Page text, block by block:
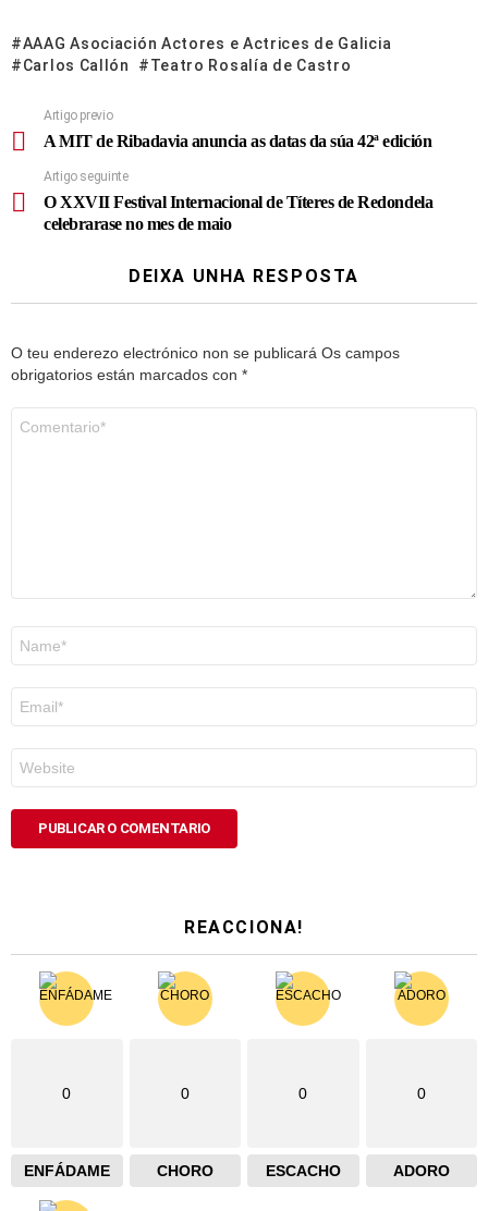
AAAG Asociación Actores e Actrices de Galicia
Carlos Callón
Teatro Rosalía de Castro
Artigo previo
A MIT de Ribadavia anuncia as datas da súa 42ª edición
Artigo seguinte
O XXVII Festival Internacional de Títeres de Redondela
celebrarase no mes de maio
DEIXA UNHA RESPOSTA
O teu enderezo electrónico non se publicará Os campos
obrigatorios están marcados con *
electrónico
*
REACCIONA!
0
ENFÁDAME
0
CHORO
0
ESCACHO
0
ADORO